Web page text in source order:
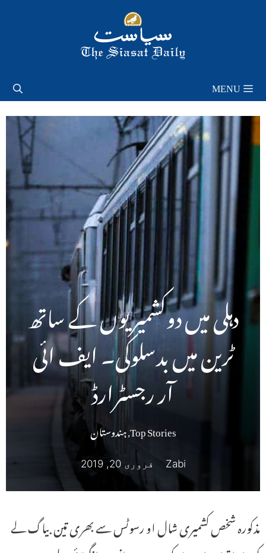
MENU
دہلی میں دوکشمیریوں کے ساتھ
ٹرین میں بدسلوکی۔ ایف ائی
آر رجسٹرارڈ
Top Stories
,ہندوستان
Zabi فروری 20, 2019
مذکورہ شخص کشمیری شال او رسوٹس سے بھری تین بیاگ لے